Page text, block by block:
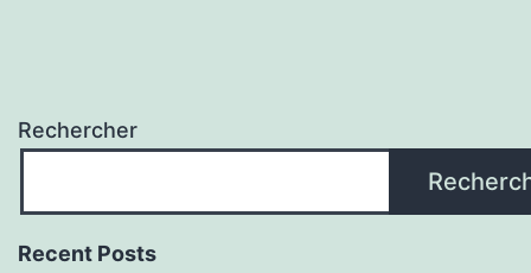
Rechercher
Recent Posts